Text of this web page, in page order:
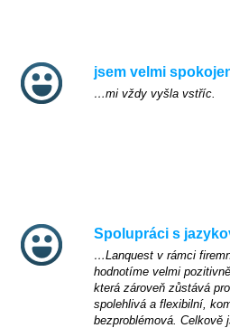
jsem velmi
…mi vždy vyšla vstříc.
Spolupráci s
…Lanquest v rámci
hodnotíme velmi
která zároveň zůstává
spolehlivá a flexibilní,
bezproblémová.